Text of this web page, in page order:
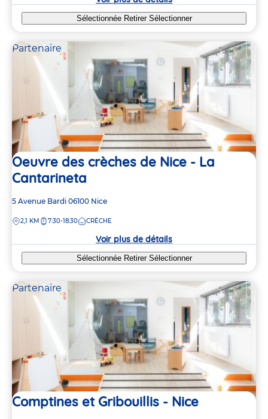
Sélectionnée Retirer Sélectionner
Partenaire
Oeuvre des crèches de Nice - La
Cantarineta
Adresse
la
5 Avenue Bardi 06100 Nice
DISTANCE
2,1 KM 7:30-18:30 CRÈCHE
Voir plus de détails
Sélectionnée Retirer Sélectionner
Partenaire
Comptines et Gribouillis - Nice